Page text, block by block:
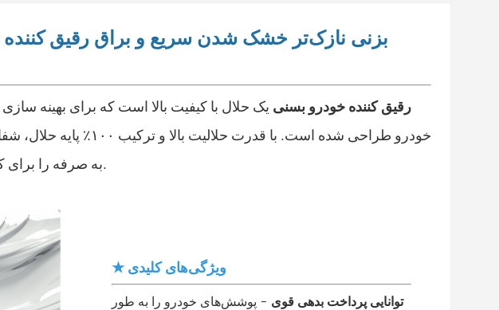
بزنی نازک‌تر خشک شدن سریع و براقرقیق
رقیق کننده خودرو بسنی یک حلال با کیفیت بالا است که برای بهینه
خودرو طراحی شده است. با
به صرفه را برای کاربردهای حرفه ای و صنعتی تضمین می کند.
★ ویژگی‌های کلیدی
توانایی پرداخت بدهی قوی - پوشش‌های خودرو را به طور